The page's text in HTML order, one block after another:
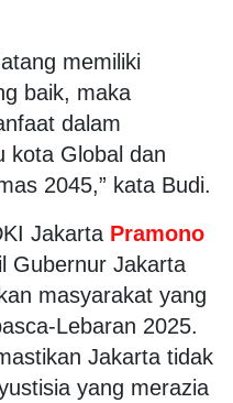
memiliki
baik, maka
dalam
kota Global dan
2045,” kata Budi.
Jakarta Pramono
Gubernur Jakarta
masyarakat yang
Lebaran 2025.
Jakarta tidak
yang merazia